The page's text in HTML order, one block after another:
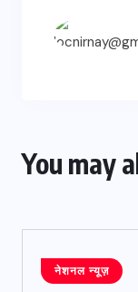
You may
नेशनल न्यूज़